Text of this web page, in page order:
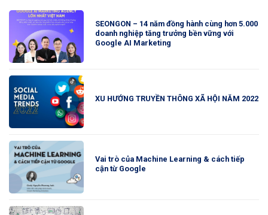
SEONGON – 14 năm đồng hành cùng hơn 5.000
doanh nghiệp tăng trưởng bền vững với
Google AI Marketing
XU HƯỚNG TRUYỀN THÔNG XÃ HỘI NĂM 2022
Vai trò của Machine Learning & cách tiếp
cận từ Google